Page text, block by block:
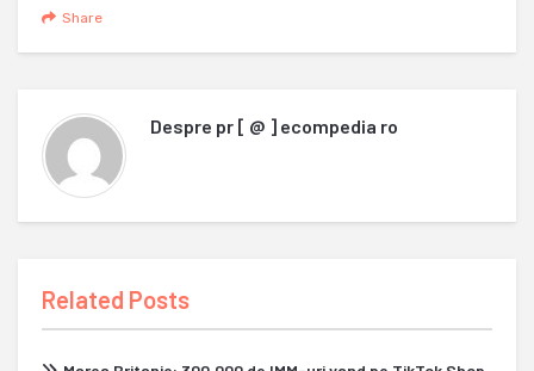
Share
Despre pr [ @ ] ecompedia ro
Related Posts